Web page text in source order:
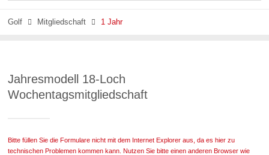
Golf  Mitgliedschaft  1 Jahr
Jahresmodell 18-Loch
Wochentagsmitgliedschaft
Bitte füllen Sie die Formulare nicht mit dem Internet Explorer aus, da es hier zu
technischen Problemen kommen kann. Nutzen Sie bitte einen anderen Browser wie